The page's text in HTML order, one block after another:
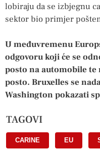
lobiraju da se izbjegnu
sektor bio primjer
U međuvremenu
odgovoru koji će se
posto na automobile
posto. Bruxelles se
Washington pokazati
TAGOVI
CARINE EU